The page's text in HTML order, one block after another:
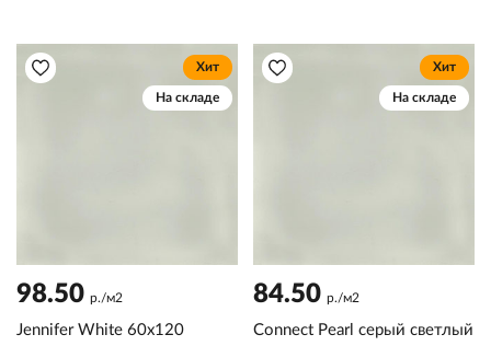
Хит
На складе
98.50 р./м2
Jennifer White 60x120
Хит
На складе
84.50 р./м2
Connect Pearl серый светлый